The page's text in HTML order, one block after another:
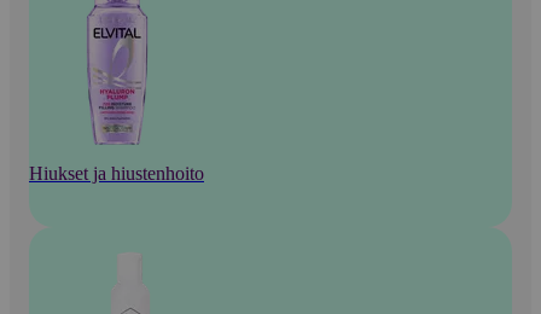
Hiukset ja hiustenhoito